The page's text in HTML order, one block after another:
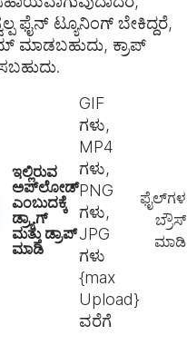
ಫೈನ್ ಟ್ಯೂನಿಂಗ್ ಬೇಕಿದ್ದರೆ,
ಮಾಡಬಹುದು, ಕ್ರಾಪ್
ಇಲ್ಲಿರುವ
ಅಪ್‌ಲೋಡ್
ಎಂಬುದಕ್ಕೆ
ಡ್ರ್ಯಾಗ್
ಮತ್ತು ಡ್ರಾಪ್
ಮಾಡಿ
GIF
ಗಳು,
MP4
ಗಳು,
PNG
ಗಳು,
JPG
ಗಳು
{max
Upload}
ವರೆಗೆ
ಬ್ರೌಸ್
ಮಾಡಿ